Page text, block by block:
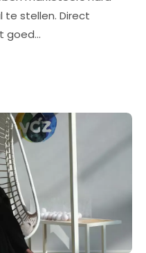
te stellen. Direct
goed…